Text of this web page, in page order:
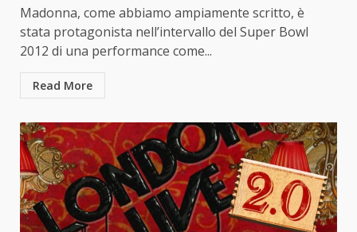
Madonna, come abbiamo ampiamente scritto, è
stata protagonista nell’intervallo del Super Bowl
2012 di una performance come...
Read More